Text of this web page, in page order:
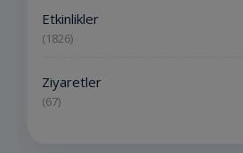
Etkinlikler
(1826)
Ziyaretler
(67)